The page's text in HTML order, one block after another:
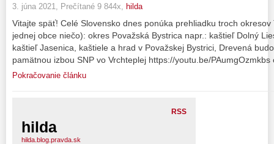
3. júna 2021, Prečítané 9 844x, hilda
Vitajte späť! Celé Slovensko dnes ponúka prehliadku troch
jednej obce niečo): okres Považská Bystrica napr.: kaštieľ Dolný
kaštieľ Jasenica, kaštiele a hrad v Považskej Bystrici, Drevená
pamätnou izbou SNP vo Vrchteplej https://youtu.be/
Pokračovanie článku
RSS
hilda
hilda.blog.pravda.sk